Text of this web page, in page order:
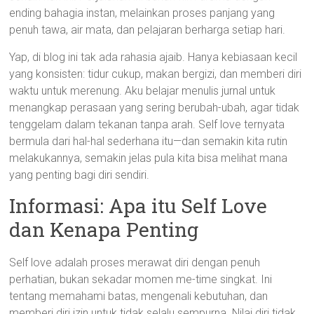
ending bahagia instan, melainkan proses panjang yang
penuh tawa, air mata, dan pelajaran berharga setiap hari.
Yap, di blog ini tak ada rahasia ajaib. Hanya kebiasaan kecil
yang konsisten: tidur cukup, makan bergizi, dan memberi diri
waktu untuk merenung. Aku belajar menulis jurnal untuk
menangkap perasaan yang sering berubah-ubah, agar tidak
tenggelam dalam tekanan tanpa arah. Self love ternyata
bermula dari hal-hal sederhana itu—dan semakin kita rutin
melakukannya, semakin jelas pula kita bisa melihat mana
yang penting bagi diri sendiri.
Informasi: Apa itu Self Love
dan Kenapa Penting
Self love adalah proses merawat diri dengan penuh
perhatian, bukan sekadar momen me-time singkat. Ini
tentang memahami batas, mengenali kebutuhan, dan